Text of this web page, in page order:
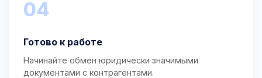
04
Готово к работе
Начинайте обмен юридически значимыми
документами с контрагентами.